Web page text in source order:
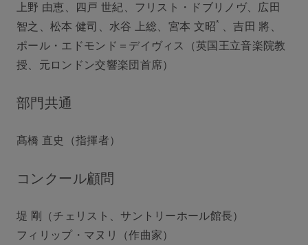
上野 由恵、四戸 世紀、フリスト・ドブリノヴ、広田
智之、松本 健司、水谷 上総、宮本 文昭*
、吉田 將、
ポール・エドモンド＝デイヴィス（英国王立音楽院教
授、元ロンドン交響楽団首席）
部門共通
髙橋 直史（指揮者）
コンクール顧問
堤 剛（チェリスト、サントリーホール館長）
フィリップ・マヌリ（作曲家）